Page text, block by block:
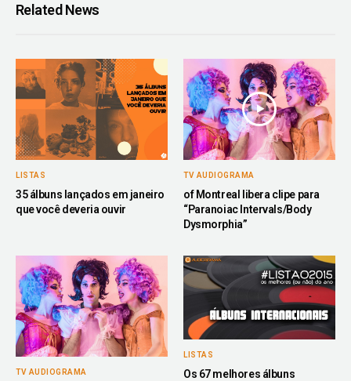
Related News
LISTAS
35 álbuns lançados em janeiro
que você deveria ouvir
TV AUDIOGRAMA
of Montreal libera clipe para
“Paranoiac Intervals/Body
Dysmorphia”
TV AUDIOGRAMA
LISTAS
Os 67 melhores álbuns